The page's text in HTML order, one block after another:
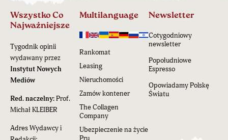
Wszystko Co
Najważniejsze
Tygodnik opinii
wydawany przez
Instytut Nowych
Mediów
Red. naczelny:Prof.
Michał KLEIBER
Adres Wydawcy i
Multilanguage
Rankomat
Leasing
Nieruchomości
Zamów kontener
The Collagen
Company
Ubezpieczenie na życie
Newsletter
Cotygodniowy
newsletter
Popołudniowe
Espresso
Opowiadamy Polskę
Światu